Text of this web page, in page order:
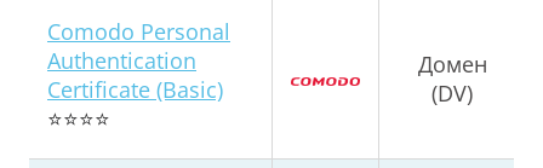
Comodo Personal
Authentication
Certificate (Basic)
⭐⭐⭐⭐
Домен
(DV)